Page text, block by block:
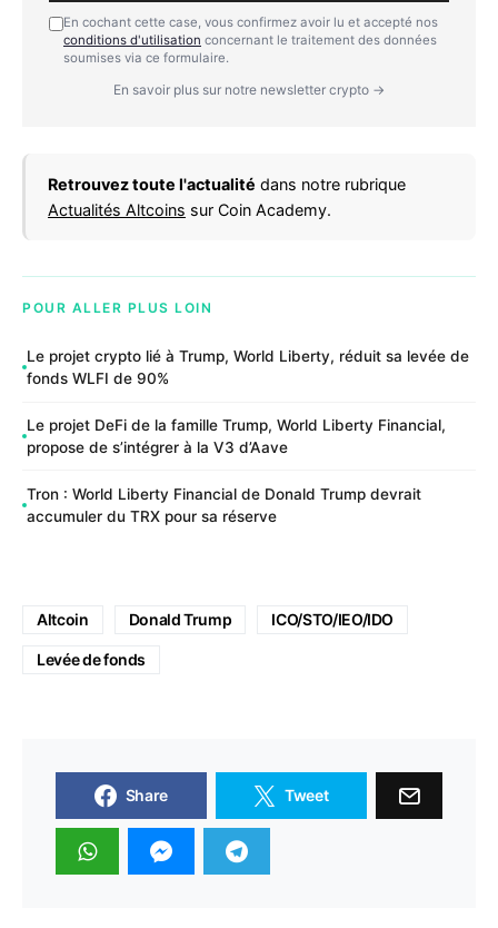
En cochant cette case, vous confirmez avoir lu et accepté nos
conditions d'utilisation concernant le traitement des données
soumises via ce formulaire.
En savoir plus sur notre newsletter crypto →
Retrouvez toute l'actualité dans notre rubrique
Actualités Altcoins sur Coin Academy.
POUR ALLER PLUS LOIN
Le projet crypto lié à Trump, World Liberty, réduit sa levée de
fonds WLFI de 90%
Le projet DeFi de la famille Trump, World Liberty Financial,
propose de s’intégrer à la V3 d’Aave
Tron : World Liberty Financial de Donald Trump devrait
accumuler du TRX pour sa réserve
Altcoin Donald Trump ICO/STO/IEO/IDO
Levée de fonds
Share Tweet